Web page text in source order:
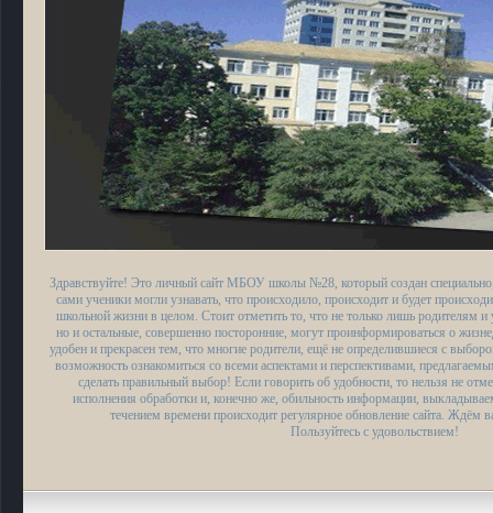
Здравствуйте! Это личный сайт МБОУ школы №28, который создан
сами ученики могли узнавать, что происходило, происходит и будет
школьной жизни в целом. Стоит отметить то, что не только лишь родителям и
но и остальные, совершенно посторонние, могут проинформироваться о
удобен и прекрасен тем, что многие родители, ещё не определившиеся с
возможность ознакомиться со всеми аспектами и перспективами,
сделать правильный выбор! Если говорить об удобности, то нельзя не
исполнения обработки и, конечно же, обильность информации,
течением времени происходит регулярное обновление сайта. Ждём
Пользуйтесь с удовольствием!